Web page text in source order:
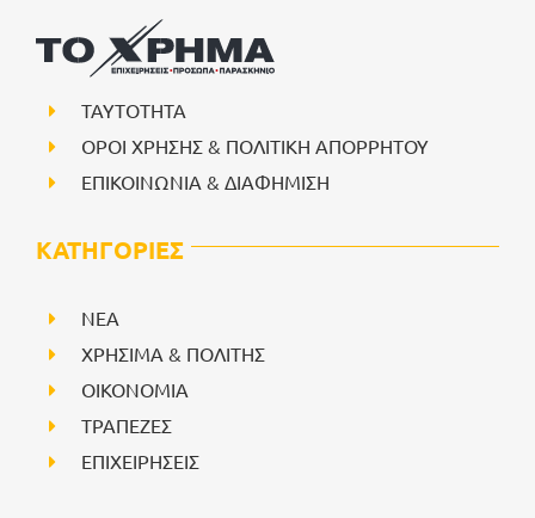
ΤΑΥΤΟΤΗΤΑ
ΟΡΟΙ ΧΡΗΣΗΣ & ΠΟΛΙΤΙΚΗ ΑΠΟΡΡΗΤΟΥ
ΕΠΙΚΟΙΝΩΝΙΑ & ΔΙΑΦΗΜΙΣΗ
ΚΑΤΗΓΟΡΙΕΣ
NEA
ΧΡΗΣΙΜΑ & ΠΟΛΙΤΗΣ
ΟΙΚΟΝΟΜΙΑ
ΤΡΑΠΕΖΕΣ
ΕΠΙΧΕΙΡΗΣΕΙΣ